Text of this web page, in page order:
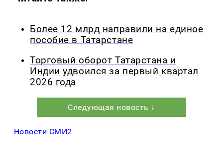
Более 12 млрд направили на единое
пособие в Татарстане
Торговый оборот Татарстана и
Индии удвоился за первый квартал
2026 года
Следующая новость ↓
Новости СМИ2